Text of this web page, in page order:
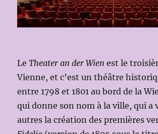
LeTheater an der Wien est le
Vienne, et c’est un théâtre
entre 1798 et 1801 au bord de la
qui donne son nom à la ville, qui a
autres la création despremières